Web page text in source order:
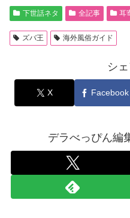
下世話ネタ 全記事 耳
ズバ王 海外風俗ガイド
シ
X Facebook
デラべっぴん編